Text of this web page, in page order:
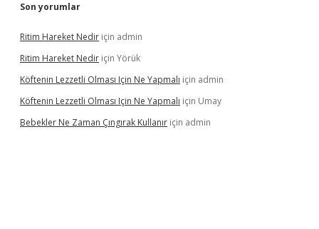
Son yorumlar
Ritim Hareket Nedir için admin
Ritim Hareket Nedir için Yörük
Köftenin Lezzetli Olması Için Ne Yapmalı için admin
Köftenin Lezzetli Olması Için Ne Yapmalı için Umay
Bebekler Ne Zaman Çıngırak Kullanır için admin